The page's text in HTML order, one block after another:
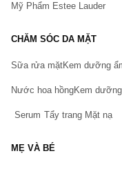
Bạn gặp vấn đề
Hãy báo lỗi cho
Mỹ Phẩm Estee Lauder
CHĂM SÓC DA MẶT
Sữa rửa mặtKem dưỡng
Nước hoa hồngKem
Serum Tẩy trang Mặt nạ
MẸ VÀ BÉ